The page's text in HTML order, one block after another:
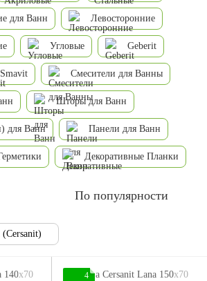
для Ванн Левосторонние
Угловые Geberit
Smavit Смесители для Ванны
Шторы для Ванн
для Ванн Панели для Ванн
Декоративные Планки
По популярности
(Cersanit)
4